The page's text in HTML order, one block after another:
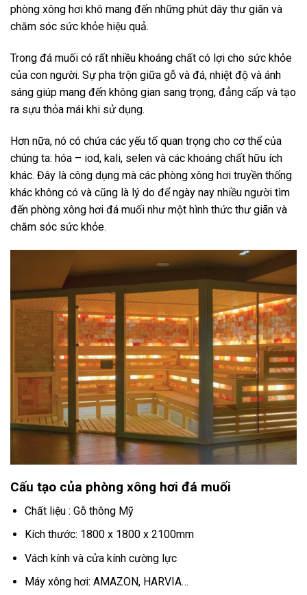
phòng xông hơi khô mang đến những phút dây thư giãn và
chăm sóc sức khỏe hiệu quả.
Trong đá muối có rất nhiều khoáng chất có lợi cho sức khỏe
của con người. Sự pha trộn giữa gỗ và đá, nhiệt độ và ánh
sáng giúp mang đến không gian sang trọng, đẳng cấp và tạo
ra sựu thỏa mái khi sử dụng.
Hơn nữa, nó có chứa các yếu tố quan trọng cho cơ thể của
chúng ta: hóa – iod, kali, selen và các khoáng chất hữu ích
khác. Đây là công dụng mà các phòng xông hơi truyền thống
khác không có và cũng là lý do để ngày nay nhiều người tìm
đến phòng xông hơi đá muối như một hình thức thư giãn và
chăm sóc sức khỏe.
Cấu tạo của phòng xông hơi đá muối
Chất liệu : Gỗ thông Mỹ
Kích thước: 1800 x 1800 x 2100mm
Vách kính và cửa kính cường lực
Máy xông hơi: AMAZON, HARVIA…